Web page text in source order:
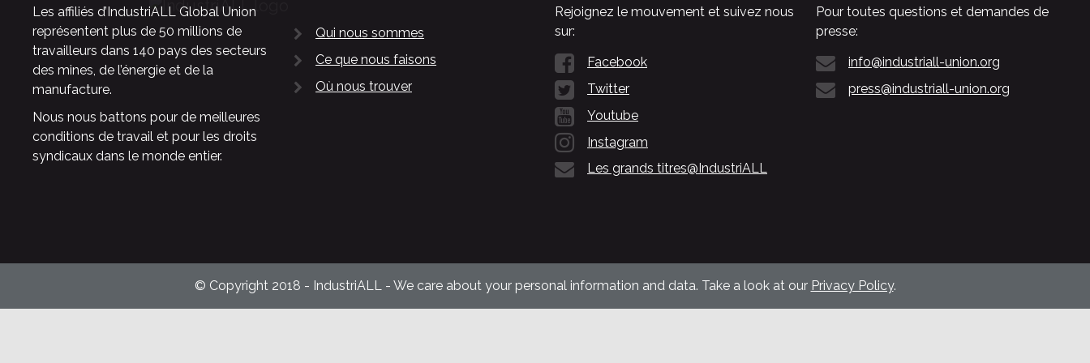
Les affiliés d’IndustriALL Global Union
représentent plus de 50 millions de
travailleurs dans 140 pays des secteurs
des mines, de l’énergie et de la
manufacture.
Nous nous battons pour de meilleures
conditions de travail et pour les droits
syndicaux dans le monde entier.
Qui nous sommes
Ce que nous faisons
Où nous trouver
Rejoignez le mouvement et suivez nous
sur:
Facebook
Twitter
Youtube
Instagram
Les grands titres@IndustriALL
Pour toutes questions et demandes de
presse:
info@industriall-union.org
press@industriall-union.org
© Copyright 2018 - IndustriALL - We care about your personal information and data. Take a look at our Privacy Policy.